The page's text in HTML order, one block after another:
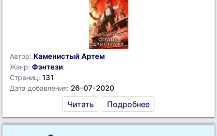
Автор: Каменистый Артем
Жанр: Фэнтези
Страниц: 131
Дата добавления: 26-07-2020
Читать Подробнее